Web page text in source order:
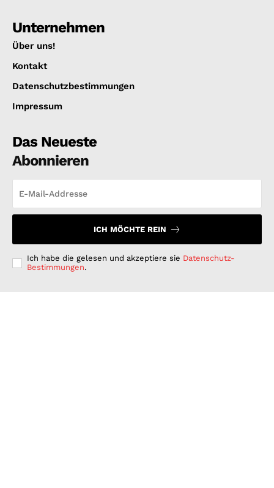
Unternehmen
Über uns!
Kontakt
Datenschutzbestimmungen
Impressum
Das Neueste
Abonnieren
ICH MÖCHTE REIN
Ich habe die gelesen und akzeptiere sie Datenschutz-
Bestimmungen.